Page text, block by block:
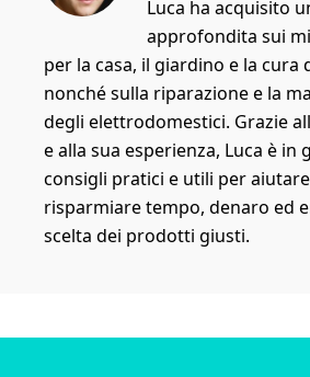
Luca ha acquisito
approfondita sui
per la casa, il giardino e la cura
nonché sulla riparazione e la
degli elettrodomestici. Grazie
e alla sua esperienza, Luca è
consigli pratici e utili per
risparmiare tempo, denaro ed
scelta dei prodotti giusti.